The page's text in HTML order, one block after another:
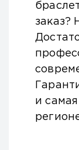
заказ?
и